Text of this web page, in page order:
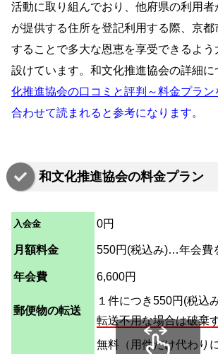
活動に取り組んでおり、他府県の利用者
が提供する住所を登記利用する際、京
することで多大な恩恵を享受できるよう
設けています。和文化推進協会の詳細に
化推進協会の口コミと評判～料金プラン
合わせて読まれると参考になります。
和文化推進協会の料金プラン
入会金 0円
月額料金 550円(税込み)…年会費
年会費 6,600円
郵便物の転送
１件につき550円(税込
転送不用な場合は破棄
無料（用件だけ代わり